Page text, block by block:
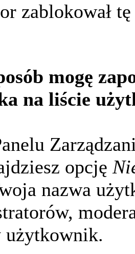
zablokował
mogę
na liście
opcję
nazwa